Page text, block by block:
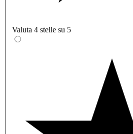
Valuta 4 stelle su 5